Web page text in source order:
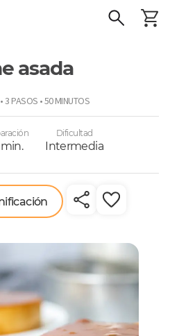
asada
3 PASOS • 50 MINUTOS
min.
Dificultad
Intermedia